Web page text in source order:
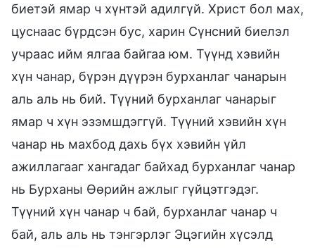
биетэй ямар ч хүнтэй адилгүй. Христ бол мах,
цуснаас бүрдсэн бус, харин Сүнсний биелэл
учраас ийм ялгаа байгаа юм. Түүнд хэвийн
хүн чанар, бүрэн дүүрэн бурханлаг чанарын
аль аль нь бий. Түүний бурханлаг чанарыг
ямар ч хүн эзэмшдэггүй. Түүний хэвийн хүн
чанар нь махбод дахь бүх хэвийн үйл
ажиллагааг хангадаг байхад бурханлаг чанар
нь Бурханы Өөрийн ажлыг гүйцэтгэдэг.
Түүний хүн чанар ч бай, бурханлаг чанар ч
бай, аль аль нь тэнгэрлэг Эцэгийн хүсэлд